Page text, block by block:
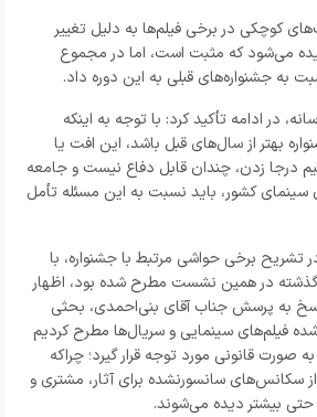
کوچکی در برخی فیلم‌ها به دلیل تغییر
می‌شود که مثبت است، اما در مجموع
به جشنواره‌های قبلی به این دوره داد.
در ادامه تأکید کرد: با توجه به اینکه
بهتر از سال‌های قبل باشد، این افت یا
درجا زدن، چندان قابل دفاع نیست و جامعه
سینمای کشور، باید نسبت به این مسئله تأمل
برخی حواشی مرتبط با جشنواره، با
گذشته در همین نشست مطرح شده بود، اظهار
به پرسش جناب آقای بنی‌احمدی، بحثی
فیلم‌های سینمایی و سریال‌ها مطرح کردیم
صورت قانونی مورد توجه قرار گیرد؛ چراکه
سانسورنشده برای آثار، مشتری و
بیشتر دیده می‌شوند.